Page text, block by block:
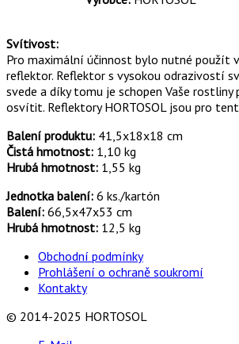
Svítivost:
Pro maximální účinnost bylo nutné použít
reflektor. Reflektor s vysokou odrazivostí
svede a díky tomu je schopen Vaše rostliny
osvítit. Reflektory HORTOSOL jsou pro
Balení produktu: 41,5x18x18 cm
Čistá hmotnost: 1,10 kg
Hrubá hmotnost: 1,55 kg
Jednotka balení: 6 ks./kartón
Balení: 66,5x47x53 cm
Hrubá hmotnost: 12,5 kg
Obchodní podmínky
Prohlášení o ochraně soukromí
Kontakty
© 2014-2025 HORTOSOL